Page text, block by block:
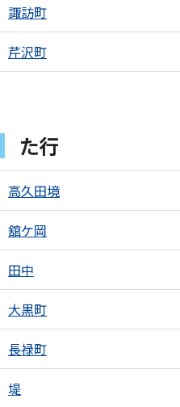
諏訪町
芹沢町
た行
高久田境
舘ケ岡
田中
大黒町
長禄町
堤